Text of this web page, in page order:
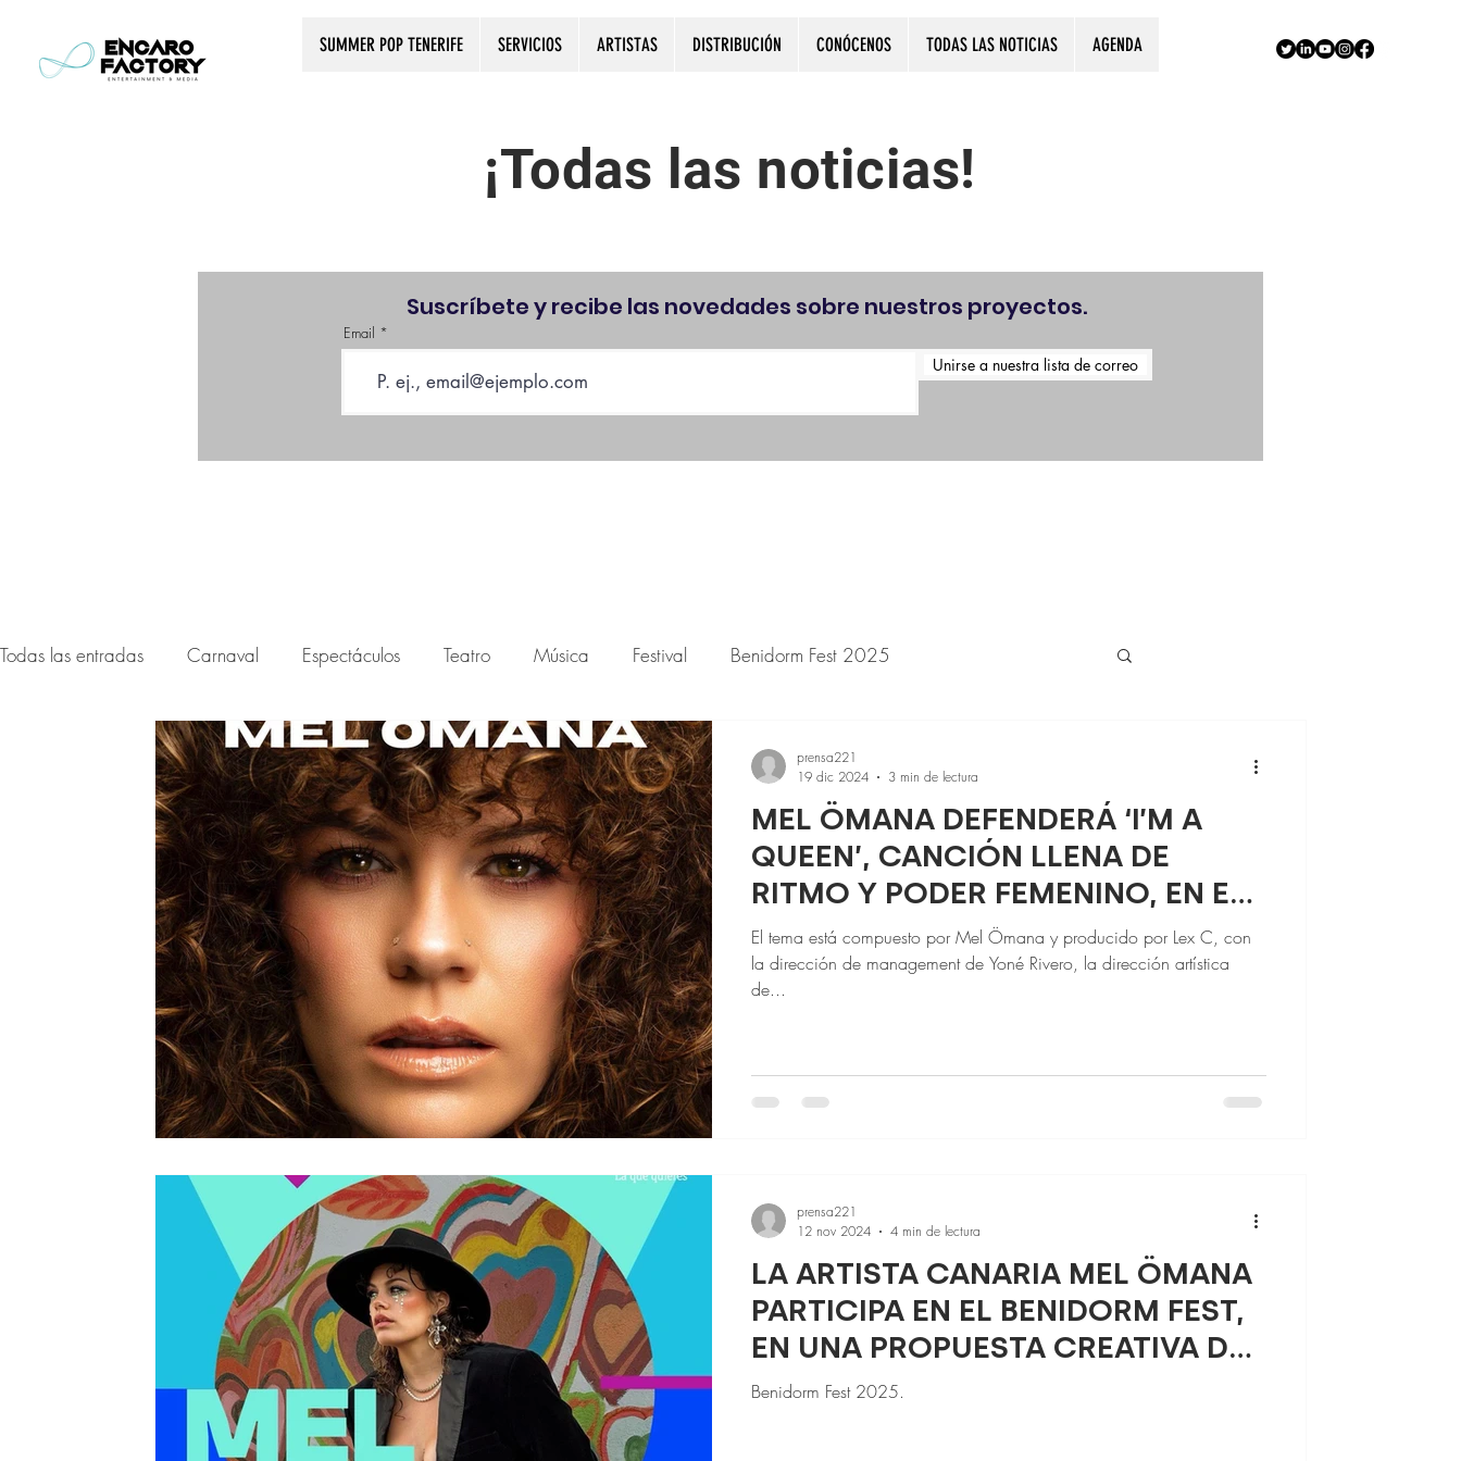
SUMMER POP TENERIFE SERVICIOS ARTISTAS DISTRIBUCIÓN CONÓCENOS TODAS LAS NOTICIAS AGENDA
¡Todas las noticias!
Suscríbete y recibe las novedades sobre nuestros proyectos.
Email
Unirse a nuestra lista de correo
Todas las entradas Carnaval Espectáculos Teatro Música Festival Benidorm Fest 2025
Festival noctámbula 2026 Festival Noctámbula
MEL ÖMANA DEFENDERÁ ‘I’M A
QUEEN’, CANCIÓN LLENA DE
RITMO Y PODER FEMENINO, EN EL
BENIDORM FEST
El tema está compuesto por Mel Ömana y producido por Lex C, con
la dirección de management de Yoné Rivero, la dirección artística
de...
prensa221
19 dic 2024
3 min de lectura
LA ARTISTA CANARIA MEL ÖMANA
PARTICIPA EN EL BENIDORM FEST,
EN UNA PROPUESTA CREATIVA DE
LA MANO DE ENCARO FACTORY
Benidorm Fest 2025.
prensa221
12 nov 2024
4 min de lectura